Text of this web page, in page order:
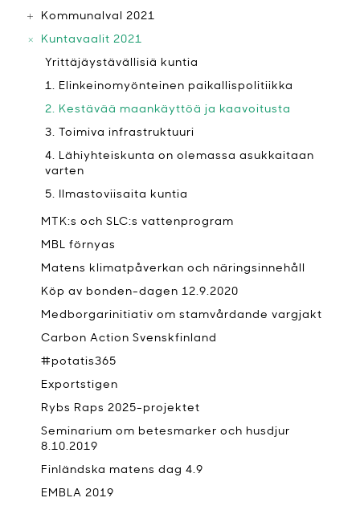
Kommunalval 2021
Kuntavaalit 2021
Yrittäjäystävällisiä kuntia
1. Elinkeinomyönteinen paikallispolitiikka
2. Kestävää maankäyttöä ja kaavoitusta
3. Toimiva infrastruktuuri
4. Lähiyhteiskunta on olemassa asukkaitaan
varten
5. Ilmastoviisaita kuntia
MTK:s och SLC:s vattenprogram
MBL förnyas
Matens klimatpåverkan och näringsinnehåll
Köp av bonden-dagen 12.9.2020
Medborgarinitiativ om stamvårdande vargjakt
Carbon Action Svenskfinland
#potatis365
Exportstigen
Rybs Raps 2025-projektet
Seminarium om betesmarker och husdjur
8.10.2019
Finländska matens dag 4.9
EMBLA 2019